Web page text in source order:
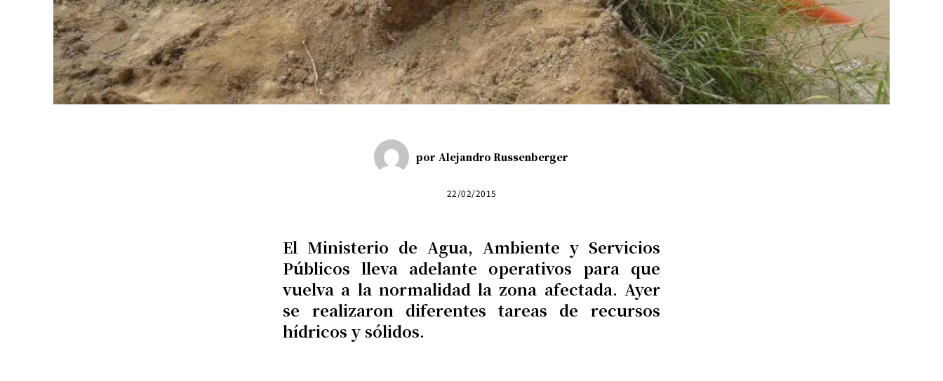
por Alejandro Russenberger
22/02/2015
El Ministerio de Agua, Ambiente y Servicios
Públicos lleva adelante operativos para que
vuelva a la normalidad la zona afectada. Ayer
se realizaron diferentes tareas de recursos
hídricos y sólidos.